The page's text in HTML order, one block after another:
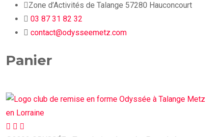
Zone d’Activités de Talange 57280 Hauconcourt
03 87 31 82 32
contact@odysseemetz.com
Panier